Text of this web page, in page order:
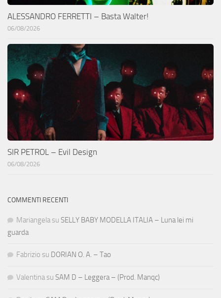
ALESSANDRO FERRETTI – Basta Walter!
06/08/2026
SIR PETROL – Evil Design
06/08/2026
COMMENTI RECENTI
Mariangela su SELLY BABY MODELLA ITALIA – Luna lei mi
guarda
Fabrizio su DORIAN O. A. – Tao
Valentina su SAM D – Leggera – (Prod. Manqc)